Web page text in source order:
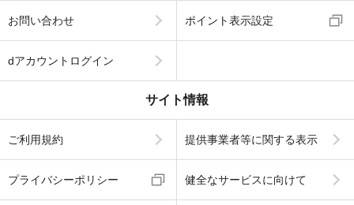
お問い合わせ ポイント表示設定
dアカウントログイン
サイト情報
ご利用規約 提供事業者等に関する表示
プライバシーポリシー 健全なサービスに向けて